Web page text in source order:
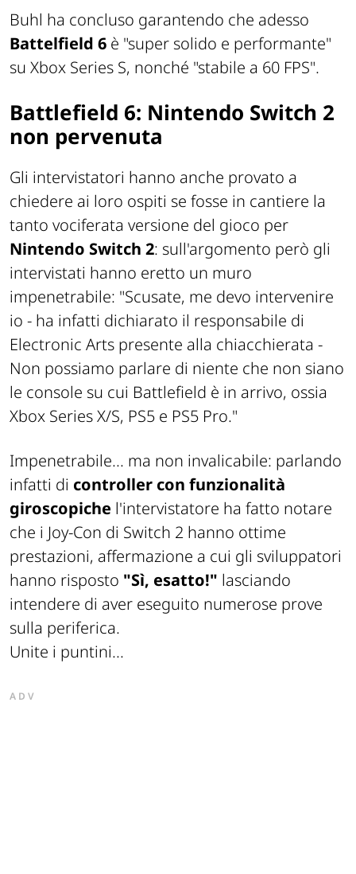
Buhl ha concluso garantendo che adesso
Battelfield 6 è "super solido e performante"
su Xbox Series S, nonché "stabile a 60 FPS".
Battlefield 6: Nintendo Switch 2
non pervenuta
Gli intervistatori hanno anche provato a
chiedere ai loro ospiti se fosse in cantiere la
tanto vociferata versione del gioco per
Nintendo Switch 2: sull'argomento però gli
intervistati hanno eretto un muro
impenetrabile: "Scusate, me devo intervenire
io - ha infatti dichiarato il responsabile di
Electronic Arts presente alla chiacchierata -
Non possiamo parlare di niente che non siano
le console su cui Battlefield è in arrivo, ossia
Xbox Series X/S, PS5 e PS5 Pro."
Impenetrabile... ma non invalicabile: parlando
infatti di controller con funzionalità
giroscopiche l'intervistatore ha fatto notare
che i Joy-Con di Switch 2 hanno ottime
prestazioni, affermazione a cui gli sviluppatori
hanno risposto "Sì, esatto!" lasciando
intendere di aver eseguito numerose prove
sulla periferica.
Unite i puntini...
ADV